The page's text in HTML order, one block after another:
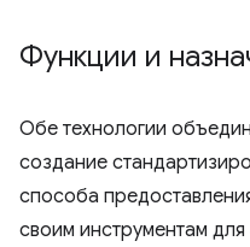
Функции и
Обе технологии
создание
способа
своим инструментам для